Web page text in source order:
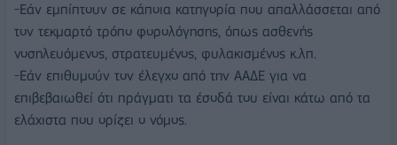
-Εάν εμπίπτουν σε κάποια κατηγορία που απαλλάσσεται από
τον τεκμαρτό τρόπο φορολόγησης, όπως ασθενής
νοσηλευόμενος, στρατευμένος, φυλακισμένος κ.λπ.
-Εάν επιθυμούν τον έλεγχο από την ΑΑΔΕ για να
επιβεβαιωθεί ότι πράγματι τα έσοδά του είναι κάτω από τα
ελάχιστα που ορίζει ο νόμος.